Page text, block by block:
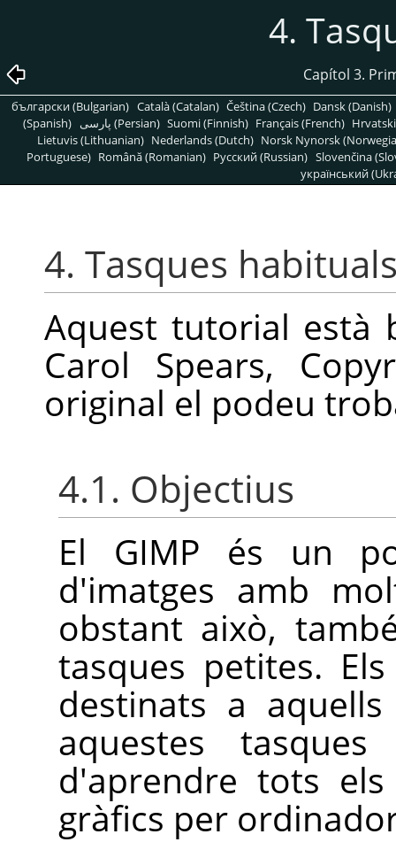
4.
Capítol 3.
български (Bulgarian) Català (Catalan) Čeština (Czech) Dansk (Danish)
(Spanish)
پارسی (Persian) Suomi (Finnish) Français (French)
Lietuvis (Lithuanian) Nederlands (Dutch) Norsk Nynorsk
Portuguese) Română (Romanian) Pусский (Russian) Slovenčina
український
4. Tasques
Aquest tutorial està
Carol Spears,
original el podeu
4.1. Objectius
El GIMP és un
d'imatges amb
obstant això,
tasques petites.
destinats a
aquestes
d'aprendre tots
gràfics per